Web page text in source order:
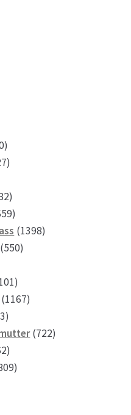
960
Produkte
827
982
Produkte
659
Produkte
13981398
550550
1101
Produkte
11671167
493
Produkte
722722
162
Produkte
809